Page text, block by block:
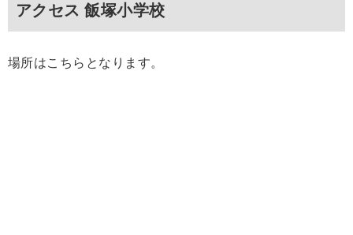
アクセス 飯塚小学校
場所はこちらとなります。